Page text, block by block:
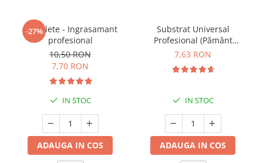
-27%
5 Tablete - Ingrasamant
profesional
10,50 RON
7,70 RON
IN STOC
ADAUGA IN COS
Substrat Universal
Profesional (Pământ
Premium) - 5 L
7,63 RON
IN STOC
ADAUGA IN COS